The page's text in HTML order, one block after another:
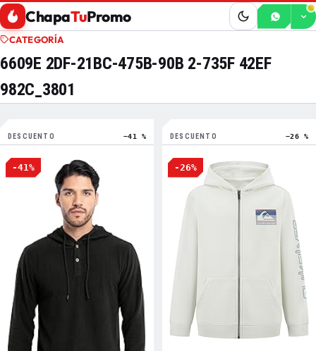
ChapaTuPromo
CATEGORÍA
6609E 2DF-21BC-475B-90B 2-735F 42EF
982C_3801
DESCUENTO −41 %
-41%
DESCUENTO −26 %
-26%